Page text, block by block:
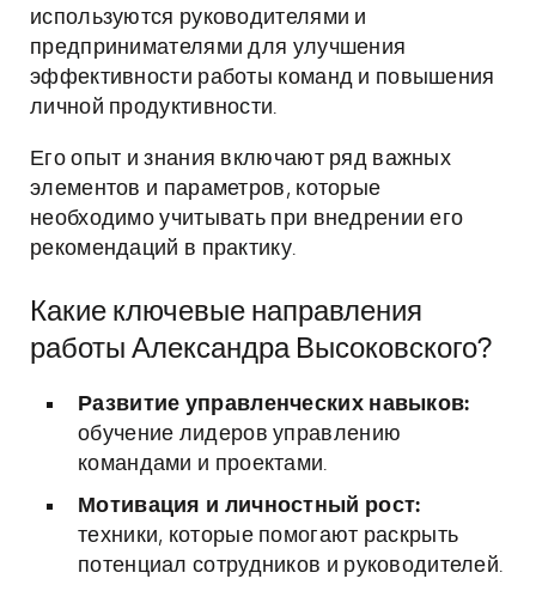
используются руководителями и
предпринимателями для улучшения
эффективности работы команд и повышения
личной продуктивности.
Его опыт и знания включают ряд важных
элементов и параметров, которые
необходимо учитывать при внедрении его
рекомендаций в практику.
Какие ключевые направления
работы Александра Высоковского?
Развитие управленческих навыков:
обучение лидеров управлению
командами и проектами.
Мотивация и личностный рост:
техники, которые помогают раскрыть
потенциал сотрудников и руководителей.